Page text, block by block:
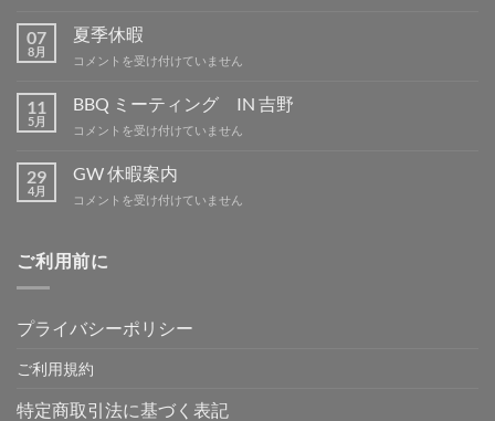
部
品
は
07
8月
夏季休暇
夏
休
は
コメントを受け付けていません
11
5月
BBQ ミーティング IN 吉野
BBQ
ー
ィ
IN
コメントを受け付けていません
29
4月
GW 休暇案内
GW
案
内
コメントを受け付けていません
ご利用前に
プライバシーポリシー
ご利用規約
特定商取引法に基づく表記